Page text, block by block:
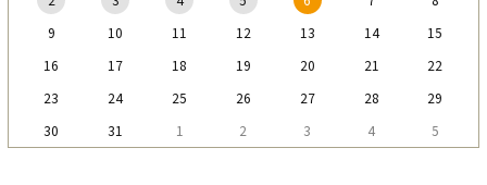
9
10 11 12 13 14
15
16
17 18 19 20 21
22
23
24 25 26 27 28
29
30
31 1 2 3 4 5